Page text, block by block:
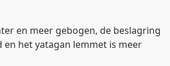
en meer gebogen, de beslagring
en het yatagan lemmet is meer